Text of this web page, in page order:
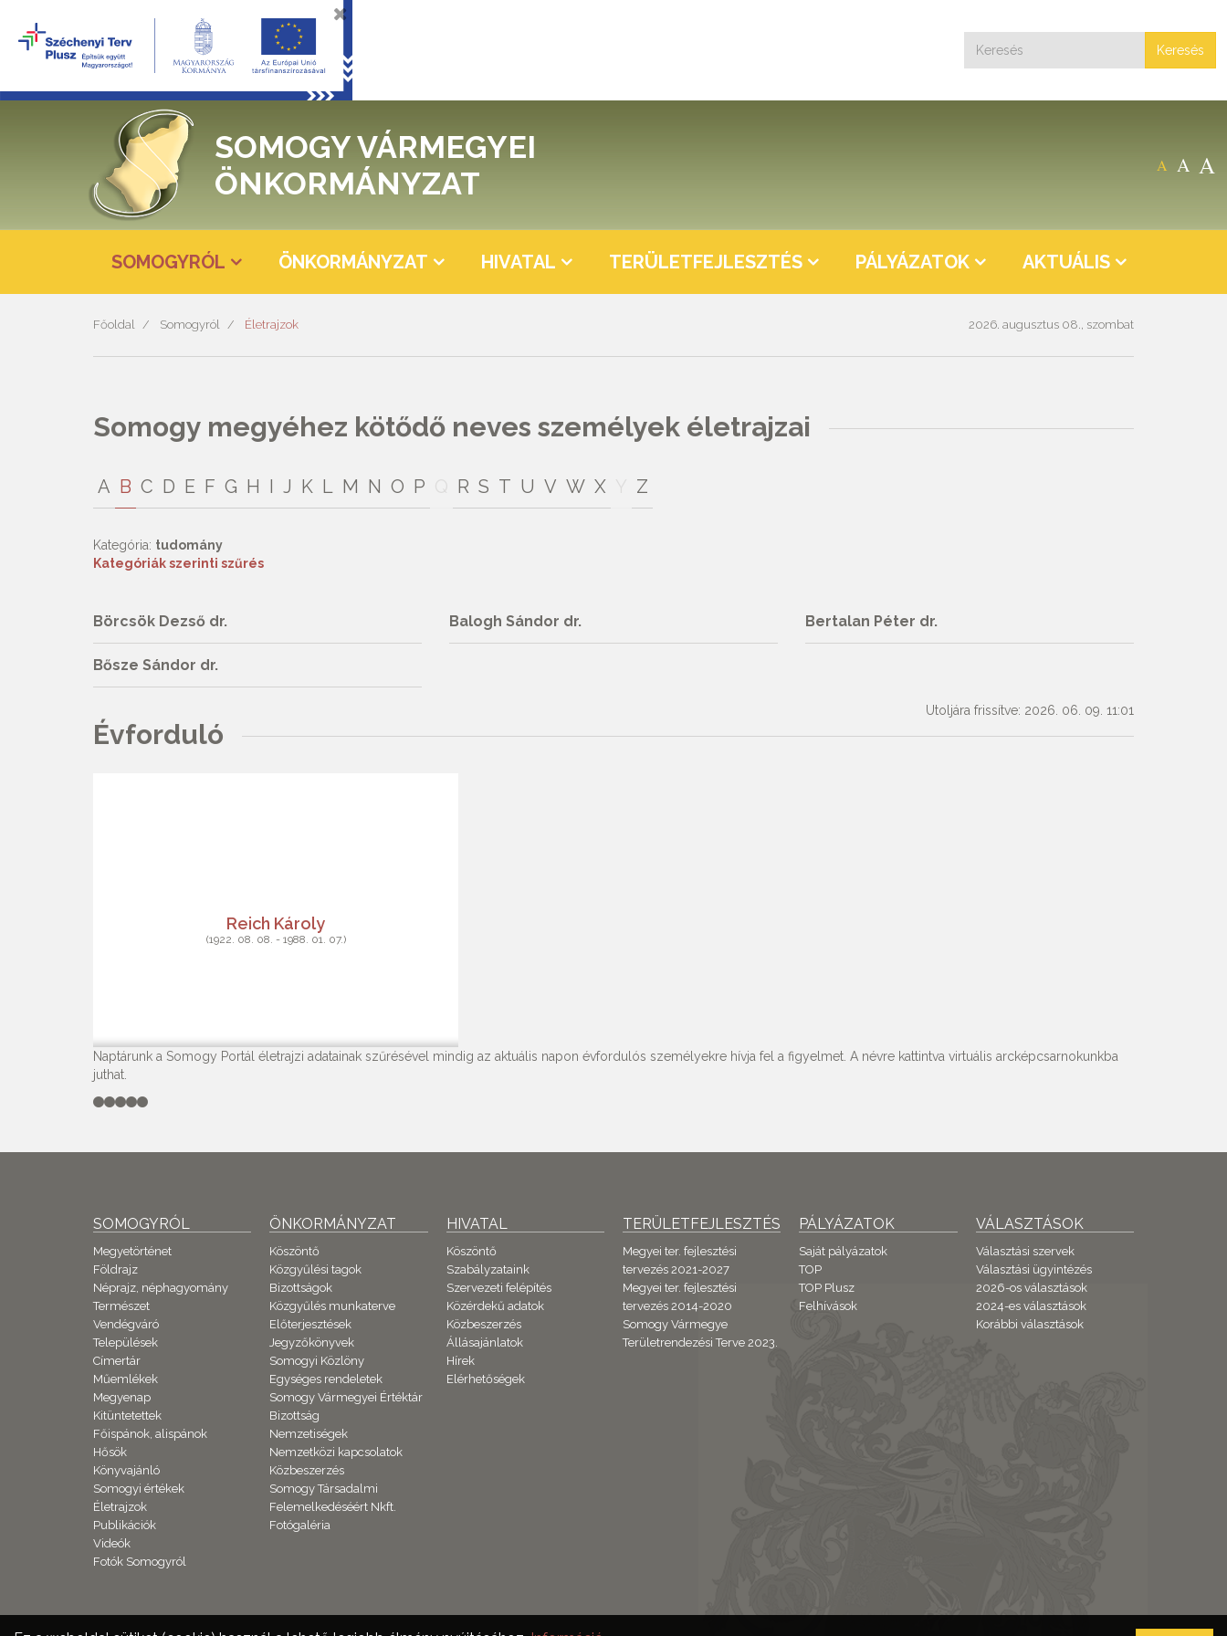
Keresés
A A A
SOMOGY VÁRMEGYEI
ÖNKORMÁNYZAT
SOMOGYRÓL ÖNKORMÁNYZAT HIVATAL TERÜLETFEJLESZTÉS PÁLYÁZATOK AKTUÁLIS
Főoldal Somogyról Életrajzok 2026. augusztus 08., szombat
Somogy megyéhez kötődő neves személyek életrajzai
A B C D E F G H I J K L M N O P R S T U V W X Z
Kategória: tudomány
Kategóriák szerinti szűrés
Börcsök Dezső dr.
Bősze Sándor dr.
Balogh Sándor dr. Bertalan Péter dr.
Utoljára frissítve: 2026. 06. 09. 11:01
Évforduló
Reich Károly
(1922. 08. 08. - 1988. 01. 07.)
Naptárunk a Somogy Portál életrajzi adatainak szűrésével mindig az aktuális napon évfordulós személyekre hívja fel a figyelmet. A névre kattintva virtuális arcképcsarnokunkba
juthat.
SOMOGYRÓL
Megyetörténet
Földrajz
Néprajz, néphagyomány
Természet
Vendégváró
Települések
Címertár
Műemlékek
Megyenap
Kitüntetettek
Főispánok, alispánok
Hősök
Könyvajánló
Somogyi értékek
Életrajzok
Publikációk
Videók
Fotók Somogyról
ÖNKORMÁNYZAT
Köszöntő
Közgyűlési tagok
Bizottságok
Közgyűlés munkaterve
Előterjesztések
Jegyzőkönyvek
Somogyi Közlöny
Egységes rendeletek
Somogy Vármegyei Értéktár
Bizottság
Nemzetiségek
Nemzetközi kapcsolatok
Közbeszerzés
Somogy Társadalmi
Felemelkedéséért Nkft.
Fotógaléria
HIVATAL
Köszöntő
Szabályzataink
Szervezeti felépítés
Közérdekű adatok
Közbeszerzés
Állásajánlatok
Hírek
Elérhetőségek
TERÜLETFEJLESZTÉS
Megyei ter. fejlesztési
tervezés 2021-2027
Megyei ter. fejlesztési
tervezés 2014-2020
Somogy Vármegye
Területrendezési Terve 2023.
PÁLYÁZATOK
Saját pályázatok
TOP
TOP Plusz
Felhívások
VÁLASZTÁSOK
Választási szervek
Választási ügyintézés
2026-os választások
2024-es választások
Korábbi választások